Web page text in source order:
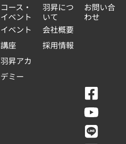
コース・
イベント
イベント
講座
羽昇アカ
デミー
羽昇につ
いて
会社概要
採用情報
お問い合
わせ
F
a
c
e
Y
o
u
t
L
i
n
e
L
i
n
k